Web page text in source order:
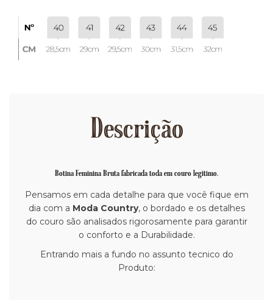
Descrição
Botina Feminina Bruta fabricada toda em couro legitimo.
Pensamos em cada detalhe para que você fique em
dia com a Moda Country, o bordado e os detalhes
do couro são analisados rigorosamente para garantir
o conforto e a Durabilidade.
Entrando mais a fundo no assunto tecnico do
Produto: